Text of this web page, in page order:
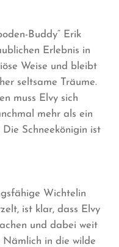
Buddy“ Erik
Erlebnis in
Weise und bleibt
seltsame Träume.
muss Elvy sich
mehr als ein
Schneekönigin ist
Wichtelin
ist klar, dass Elvy
und dabei weit
Nämlich in die wilde